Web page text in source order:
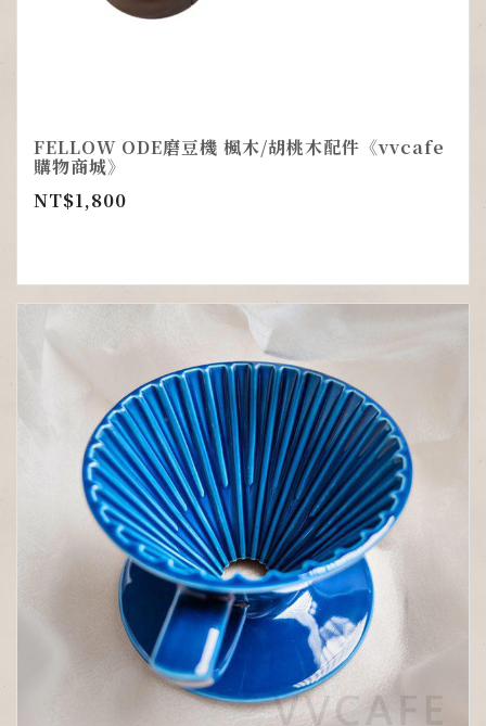
FELLOW ODE磨豆機 楓木/胡桃木配件《vvcafe
購物商城》
NT$1,800